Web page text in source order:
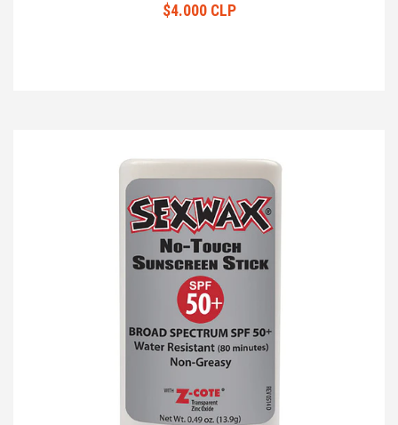
$4.000 CLP